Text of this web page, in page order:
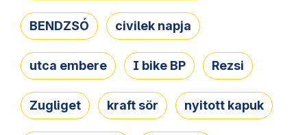
BENDZSÓ civilek napja
utca embere I bike BP Rezsi
Zugliget kraft sör nyitott kapuk